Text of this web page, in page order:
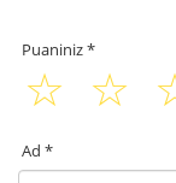
Puaniniz *
Ad *